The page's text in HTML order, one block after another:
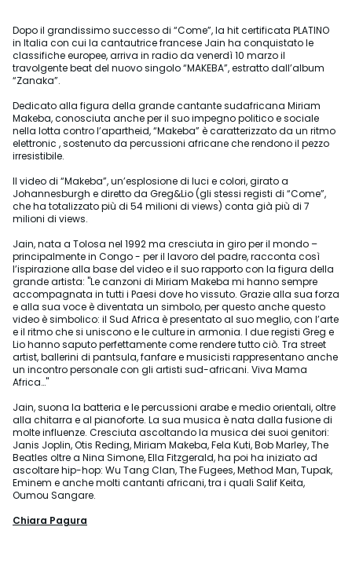
Dopo il grandissimo successo di “Come”, la hit certificata PLATINO
in Italia con cui la cantautrice francese Jain ha conquistato le
classifiche europee, arriva in radio da venerdì 10 marzo il
travolgente beat del nuovo singolo “MAKEBA”, estratto dall’album
“Zanaka”.
Dedicato alla figura della grande cantante sudafricana Miriam
Makeba, conosciuta anche per il suo impegno politico e sociale
nella lotta contro l’apartheid, “Makeba” è caratterizzato da un ritmo
elettronic , sostenuto da percussioni africane che rendono il pezzo
irresistibile.
Il video di “Makeba”, un’esplosione di luci e colori, girato a
Johannesburgh e diretto da Greg&Lio (gli stessi registi di “Come”,
che ha totalizzato più di 54 milioni di views) conta già più di 7
milioni di views.
Jain, nata a Tolosa nel 1992 ma cresciuta in giro per il mondo –
principalmente in Congo - per il lavoro del padre, racconta così
l’ispirazione alla base del video e il suo rapporto con la figura della
grande artista: "Le canzoni di Miriam Makeba mi hanno sempre
accompagnata in tutti i Paesi dove ho vissuto. Grazie alla sua forza
e alla sua voce è diventata un simbolo, per questo anche questo
video è simbolico: il Sud Africa è presentato al suo meglio, con l’arte
e il ritmo che si uniscono e le culture in armonia. I due registi Greg e
Lio hanno saputo perfettamente come rendere tutto ciò. Tra street
artist, ballerini di pantsula, fanfare e musicisti rappresentano anche
un incontro personale con gli artisti sud-africani. Viva Mama
Africa…"
Jain, suona la batteria e le percussioni arabe e medio orientali, oltre
alla chitarra e al pianoforte. La sua musica è nata dalla fusione di
molte influenze. Cresciuta ascoltando la musica dei suoi genitori:
Janis Joplin, Otis Reding, Miriam Makeba, Fela Kuti, Bob Marley, The
Beatles oltre a Nina Simone, Ella Fitzgerald, ha poi ha iniziato ad
ascoltare hip-hop: Wu Tang Clan, The Fugees, Method Man, Tupak,
Eminem e anche molti cantanti africani, tra i quali Salif Keita,
Oumou Sangare.
Chiara Pagura